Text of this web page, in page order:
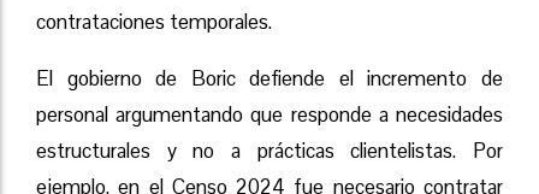
contrataciones temporales.
El gobierno de Boric defiende el incremento de
personal argumentando que responde a necesidades
estructurales y no a prácticas clientelistas. Por
ejemplo, en el Censo 2024 fue necesario contratar